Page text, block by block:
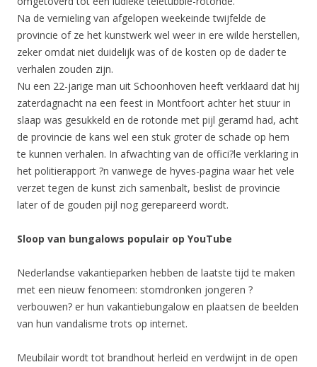
Na de vernieling van afgelopen weekeinde twijfelde de
provincie of ze het kunstwerk wel weer in ere wilde herstellen,
zeker omdat niet duidelijk was of de kosten op de dader te
verhalen zouden zijn.
Nu een 22-jarige man uit Schoonhoven heeft verklaard dat hij
zaterdagnacht na een feest in Montfoort achter het stuur in
slaap was gesukkeld en de rotonde met pijl geramd had, acht
de provincie de kans wel een stuk groter de schade op hem
te kunnen verhalen. In afwachting van de offici?le verklaring in
het politierapport ?n vanwege de hyves-pagina waar het vele
verzet tegen de kunst zich samenbalt, beslist de provincie
later of de gouden pijl nog gerepareerd wordt.
Sloop van bungalows populair op YouTube
Nederlandse vakantieparken hebben de laatste tijd te maken
met een nieuw fenomeen: stomdronken jongeren ?
verbouwen? er hun vakantiebungalow en plaatsen de beelden
van hun vandalisme trots op internet.
Meubilair wordt tot brandhout herleid en verdwijnt in de open